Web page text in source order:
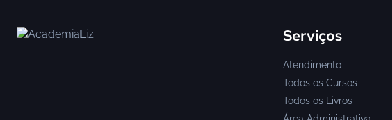
Serviços
Atendimento
Todos os Cursos
Todos os Livros